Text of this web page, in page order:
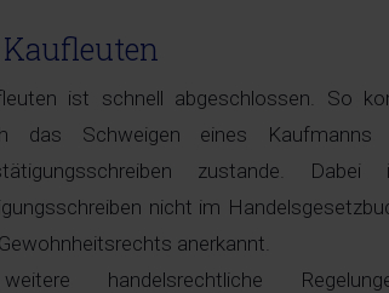
ist schnell abgeschlossen. So
das Schweigen eines
zustande.
nicht im
anerkannt.
handelsrechtliche